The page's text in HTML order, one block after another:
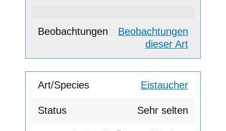
Beobachtungen
dieser Art
Eistaucher
Sehr selten